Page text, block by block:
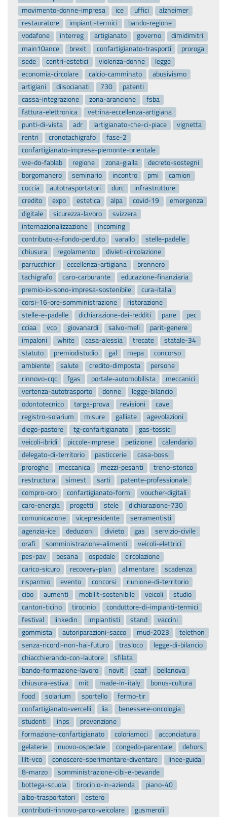
movimento-donne-impresa
ice uffici
alzheimer
restauratore
impianti-termici
bando-regione
vodafone
interreg artigianato governo
dimidimitri
main10ance
brexit confartigianato-trasporti
proroga
sede
centri-estetici violenza-donne
legge
economia-circolare
calcio-camminato
abusivismo
artigiani
diisocianati 730
patenti
cassa-integrazione
zona-arancione
fsba
fattura-elettronica
vetrina-eccellenza-artigiana
punti-di-vista
adr lartigianato-che-ci-piace
vignetta
rentri
cronotachigrafo
fase-2
confartigianato-imprese-piemonte-orientale
we-do-fablab
regione zona-gialla
decreto-sostegni
borgomanero
seminario incontro pmi
camion
coccia
autotrasportatori durc
infrastrutture
credito
expo estetica alpa covid-19
emergenza
digitale
sicurezza-lavoro
svizzera
internazionalizzazione
incoming
contributo-a-fondo-perduto
varallo
stelle-padelle
chiusura
regolamento
divieti-circolazione
parrucchieri
eccellenza-artigiana
brennero
tachigrafo
caro-carburante
educazione-finanziaria
premio-io-sono-impresa-sostenibile
cura-italia
corsi-16-ore-somministrazione
ristorazione
stelle-e-padelle
dichiarazione-dei-redditi pane
pec
cciaa
vco giovanardi salvo-meli
parit-genere
impaloni
white casa-alessia trecate
statale-34
statuto
premiodistudio gal mepa
concorso
ambiente
salute credito-dimposta
persone
rinnovo-cqc
fgas portale-automobilista
meccanici
vertenza-autotrasporto
donne
legge-bilancio
odontotecnico
targa-prova revisioni
cave
registro-solarium
misure galliate
agevolazioni
diego-pastore
tg-confartigianato
gas-tossici
veicoli-ibridi
piccole-imprese petizione
calendario
delegato-di-territorio
pasticcerie
casa-bossi
proroghe
meccanica mezzi-pesanti
treno-storico
restructura
simest sarti
patente-professionale
compro-oro
confartigianato-form
voucher-digitali
caro-energia
progetti stele
dichiarazione-730
comunicazione
vicepresidente
serramentisti
agenzia-ice
deduzioni divieto gas
servizio-civile
orafi
somministrazione-alimenti
veicoli-elettrici
pes-pav
besana ospedale
circolazione
carico-sicuro
recovery-plan alimentare
scadenza
risparmio
evento concorsi
riunione-di-territorio
cibo
aumenti mobilit-sostenibile veicoli
studio
canton-ticino
tirocinio
conduttore-di-impianti-termici
festival
linkedin impiantisti stand
vaccini
gommista
autoriparazioni-sacco mud-2023
telethon
senza-ricordi-non-hai-futuro
trasloco
legge-di-bilancio
chiacchierando-con-lautore
sfilata
bando-formazione-lavoro
novit caaf
bellanova
chiusura-estiva
mit made-in-italy
bonus-cultura
food
solarium sportello
fermo-tir
confartigianato-vercelli
lia
benessere-oncologia
studenti
inps
prevenzione
formazione-confartigianato
coloriamoci
acconciatura
gelaterie
nuovo-ospedale congedo-parentale
dehors
lilt-vco
conoscere-sperimentare-diventare
linee-guida
8-marzo
somministrazione-cibi-e-bevande
bottega-scuola
tirocinio-in-azienda
piano-40
albo-trasportatori
estero
contributi-rinnovo-parco-veicolare
gusmeroli